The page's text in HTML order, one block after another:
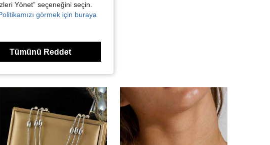
Yönet” seçeneğini seçin.
görmek için buraya
Tümünü Reddet